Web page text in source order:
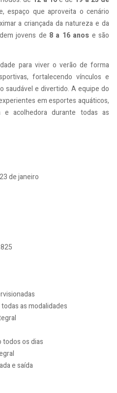
espaço que aproveita o cenário
a criançada da natureza e da
jovens de 8 a 16 anos e são
para viver o verão de forma
fortalecendo vínculos e
saudável e divertido. A equipe do
em esportes aquáticos,
e acolhedora durante todas as
de janeiro
as modalidades
todos os dias
e saída